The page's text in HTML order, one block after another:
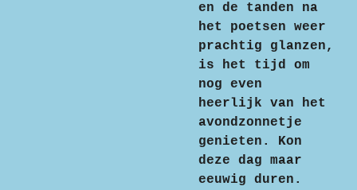
en de tanden na
het poetsen weer
prachtig glanzen,
is het tijd om
nog even
heerlijk van het
avondzonnetje
genieten. Kon
deze dag maar
eeuwig duren.